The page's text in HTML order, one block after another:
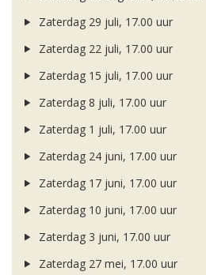
Zaterdag 29 juli, 17.00 uur
Zaterdag 22 juli, 17.00 uur
Zaterdag 15 juli, 17.00 uur
Zaterdag 8 juli, 17.00 uur
Zaterdag 1 juli, 17.00 uur
Zaterdag 24 juni, 17.00 uur
Zaterdag 17 juni, 17.00 uur
Zaterdag 10 juni, 17.00 uur
Zaterdag 3 juni, 17.00 uur
Zaterdag 27 mei, 17.00 uur